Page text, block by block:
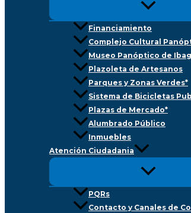
Financiamiento
Complejo Cultural
Museo Panóptico de
Plazoleta de Artesanos
Parques y Zonas Verdes*
Sistema de Bicicletas
Plazas de Mercado*
Alumbrado Público
Inmuebles
Atención Ciudadania
PQRs
Contacto y Canales de